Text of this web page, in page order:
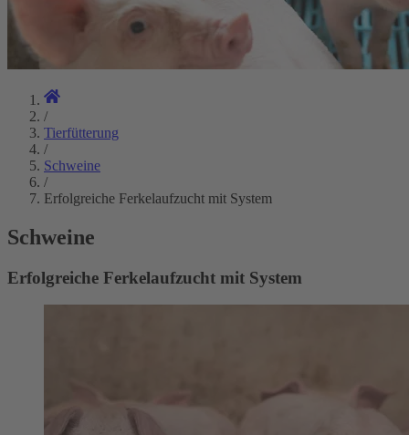
/
Tierfütterung
/
Schweine
/
Erfolgreiche Ferkelaufzucht mit System
Schweine
Erfolgreiche Ferkelaufzucht mit System